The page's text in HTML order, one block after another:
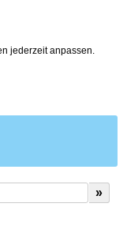
jederzeit anpassen.